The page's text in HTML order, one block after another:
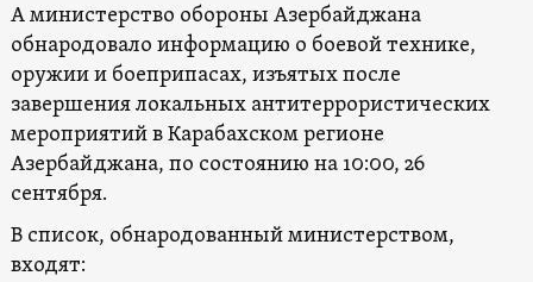
А министерство обороны Азербайджана
обнародовало информацию о боевой технике,
оружии и боеприпасах, изъятых после
завершения локальных антитеррористических
мероприятий в Карабахском регионе
Азербайджана, по состоянию на 10:00, 26
сентября.
В список, обнародованный министерством,
входят: